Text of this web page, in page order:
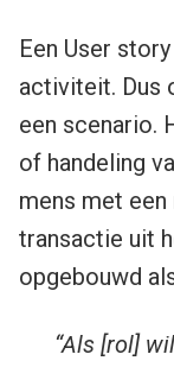
Een User
activiteit. Dus
een scenario.
of handeling
mens met
transactie uit
opgebouwd
“Als [rol]